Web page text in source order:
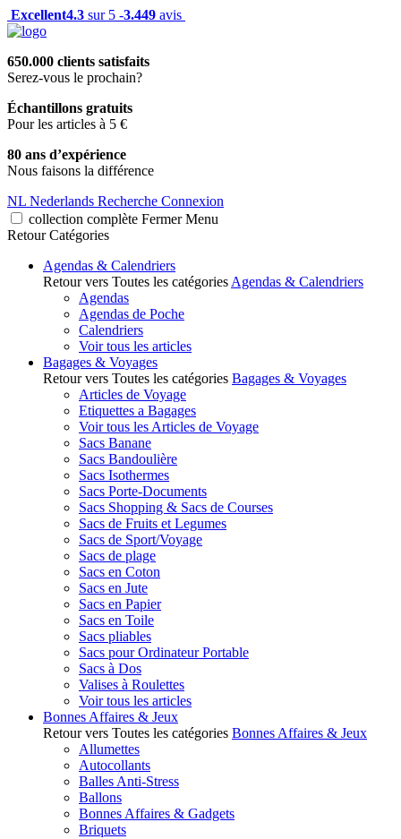
Excellent4.3 sur 5 -3.449 avis
650.000 clients satisfaits
Serez-vous le prochain?
Échantillons gratuits
Pour les articles à 5 €
80 ans d’expérience
Nous faisons la différence
NL Nederlands Recherche Connexion
collection complète Fermer Menu
Retour Catégories
Agendas & Calendriers
Retour vers Toutes les catégories Agendas & Calendriers
Agendas
Agendas de Poche
Calendriers
Voir tous les articles
Bagages & Voyages
Retour vers Toutes les catégories Bagages & Voyages
Articles de Voyage
Etiquettes a Bagages
Voir tous les Articles de Voyage
Sacs Banane
Sacs Bandoulière
Sacs Isothermes
Sacs Porte-Documents
Sacs Shopping & Sacs de Courses
Sacs de Fruits et Legumes
Sacs de Sport/Voyage
Sacs de plage
Sacs en Coton
Sacs en Jute
Sacs en Papier
Sacs en Toile
Sacs pliables
Sacs pour Ordinateur Portable
Sacs à Dos
Valises à Roulettes
Voir tous les articles
Bonnes Affaires & Jeux
Retour vers Toutes les catégories Bonnes Affaires & Jeux
Allumettes
Autocollants
Balles Anti-Stress
Ballons
Bonnes Affaires & Gadgets
Briquets